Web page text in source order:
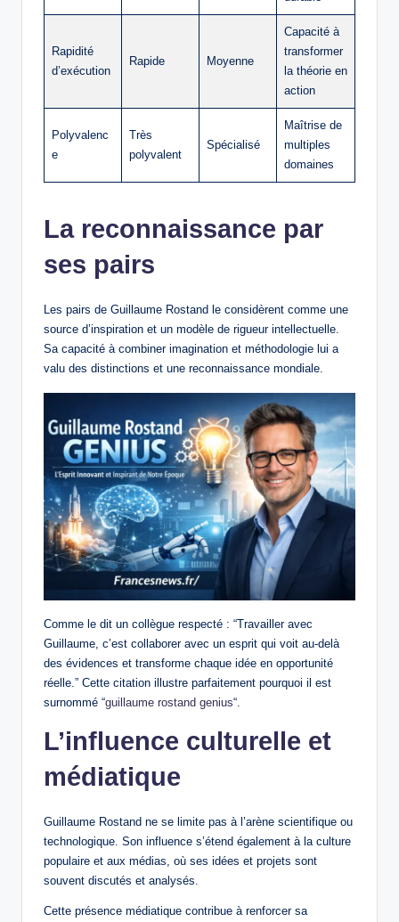
Rapidité
d’exécution
Rapide Moyenne
Capacité à
transformer
la théorie en
action
Polyvalenc
e
Très
polyvalent
Spécialisé
Maîtrise de
multiples
domaines
La reconnaissance par
ses pairs
Les pairs de Guillaume Rostand le considèrent comme une
source d’inspiration et un modèle de rigueur intellectuelle.
Sa capacité à combiner imagination et méthodologie lui a
valu des distinctions et une reconnaissance mondiale.
Comme le dit un collègue respecté : “Travailler avec
Guillaume, c’est collaborer avec un esprit qui voit au-delà
des évidences et transforme chaque idée en opportunité
réelle.” Cette citation illustre parfaitement pourquoi il est
surnommé “guillaume rostand genius“.
L’influence culturelle et
médiatique
Guillaume Rostand ne se limite pas à l’arène scientifique ou
technologique. Son influence s’étend également à la culture
populaire et aux médias, où ses idées et projets sont
souvent discutés et analysés.
Cette présence médiatique contribue à renforcer sa